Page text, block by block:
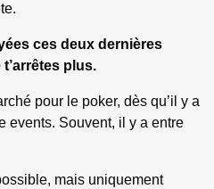
ces deux dernières
plus.
pour le poker, dès qu’il y a
events. Souvent, il y a entre
mais uniquement